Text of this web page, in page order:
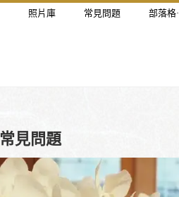
照片庫 常見問題 部落格
常見問題